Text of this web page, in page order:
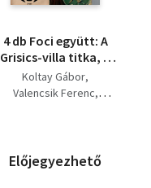
4 db Foci együtt: A
Grisics-villa titka, A
labdarugó
világbajnokságok
Koltay Gábor
Valencsik Ferenc
Előjegyezhető